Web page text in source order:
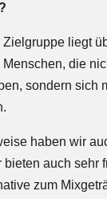
Zielgruppe liegt
die
sondern sich
haben wir
bieten auch sehr
zum